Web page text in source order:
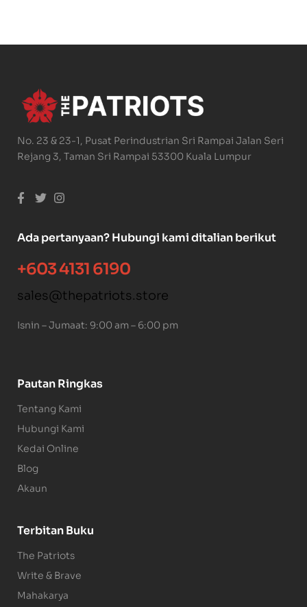
No. 23 & 23-1, Pusat Perindustrian Sri Rampai Jalan Seri
Rejang 3, Taman Sri Rampai 53300 Kuala Lumpur
Ada pertanyaan? Hubungi kami ditalian berikut
+603 4131 6190
sales@thepatriots.store
Isnin – Jumaat: 9:00 am – 6:00 pm
Pautan Ringkas
Tentang Kami
Hubungi Kami
Kedai Online
Blog
Akaun
Terbitan Buku
The Patriots
Write & Brave
Mahakarya